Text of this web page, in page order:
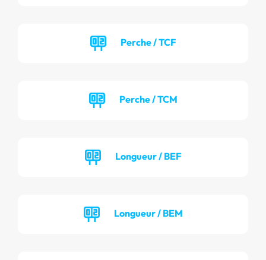
Perche / TCF
Perche / TCM
Longueur / BEF
Longueur / BEM